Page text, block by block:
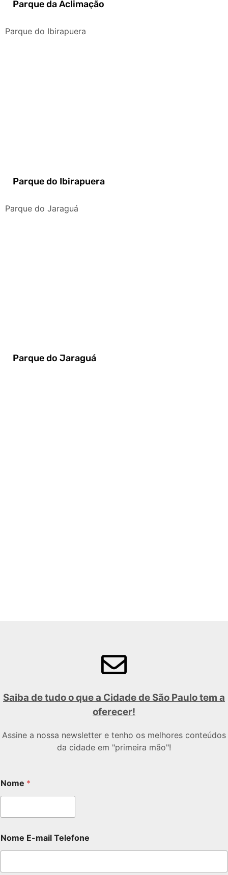
Parque da Aclimação
Parque do Ibirapuera
Parque do Ibirapuera
Parque do Jaraguá
Parque do Jaraguá
Saiba de tudo o que a Cidade de São Paulo tem a
oferecer!
Assine a nossa newsletter e tenho os melhores conteúdos
da cidade em "primeira mão"!
Nome *
Nome E-mail Telefone